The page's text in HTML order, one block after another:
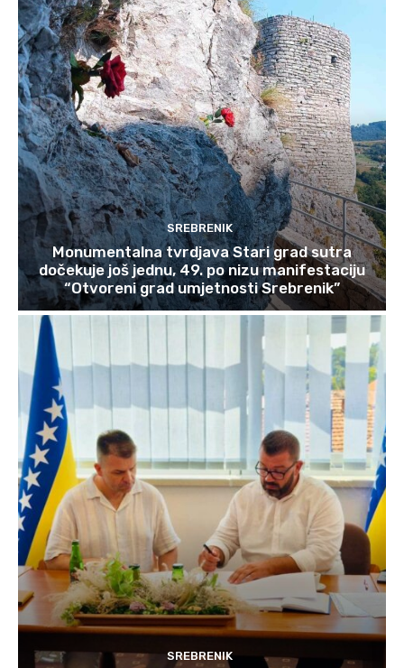
SREBRENIK
Monumentalna tvrdjava Stari grad sutra
dočekuje još jednu, 49. po nizu manifestaciju
“Otvoreni grad umjetnosti Srebrenik”
SREBRENIK